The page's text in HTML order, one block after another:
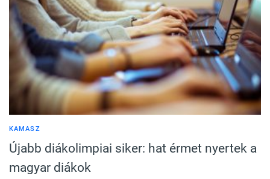
KAMASZ
Újabb diákolimpiai siker: hat érmet nyertek a
magyar diákok